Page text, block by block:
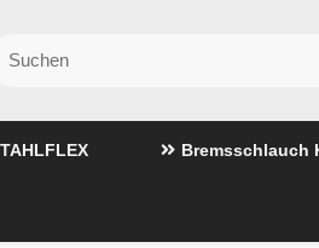
Bremsschlauch